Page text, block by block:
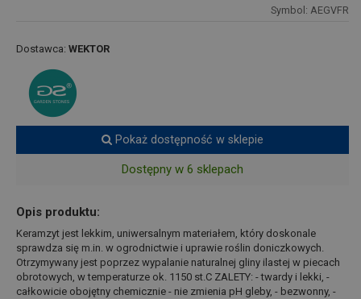
Symbol: AEGVFR
Dostawca: WEKTOR
Pokaż dostępność w sklepie
Dostępny w 6 sklepach
Opis produktu:
Keramzyt jest lekkim, uniwersalnym materiałem, który doskonale
sprawdza się m.in. w ogrodnictwie i uprawie roślin doniczkowych.
Otrzymywany jest poprzez wypalanie naturalnej gliny ilastej w piecach
obrotowych, w temperaturze ok. 1150 st.C ZALETY: - twardy i lekki, -
całkowicie obojętny chemicznie - nie zmienia pH gleby, - bezwonny, -